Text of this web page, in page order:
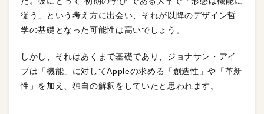
従う」という考え方に出会い、それが以降のデザイン哲
学の基礎となった可能性は高いでしょう。
しかし、それはあくまで基礎であり、ジョナサン・アイ
ブは「機能」に対してAppleの求める「創造性」や「革新
性」を加え、独自の解釈をしていたと思われます。